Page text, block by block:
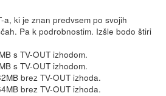
a, ki je znan predvsem po svojih
Pa k podrobnostim. Izšle bodo štiri
s TV-OUT izhodom.
s TV-OUT izhodom.
brez TV-OUT izhoda.
brez TV-OUT izhoda.